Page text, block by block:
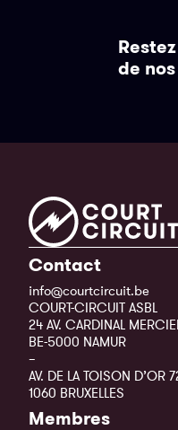
de
Contact
info@courtcircuit.be
COURT-CIRCUIT ASBL
24 AV. CARDINAL
BE-5000 NAMUR
–
AV. DE LA TOISON D’OR
1060 BRUXELLES
Membres